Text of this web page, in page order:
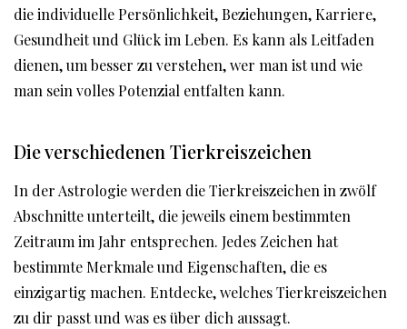
die individuelle Persönlichkeit, Beziehungen, Karriere,
Gesundheit und Glück im Leben. Es kann als Leitfaden
dienen, um besser zu verstehen, wer man ist und wie
man sein volles Potenzial entfalten kann.
Die verschiedenen Tierkreiszeichen
In der Astrologie werden die Tierkreiszeichen in zwölf
Abschnitte unterteilt, die jeweils einem bestimmten
Zeitraum im Jahr entsprechen. Jedes Zeichen hat
bestimmte Merkmale und Eigenschaften, die es
einzigartig machen. Entdecke, welches Tierkreiszeichen
zu dir passt und was es über dich aussagt.